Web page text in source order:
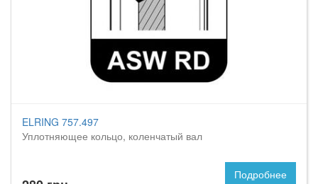
ELRING 757.497
Уплотняющее кольцо, коленчатый вал
Подробнее